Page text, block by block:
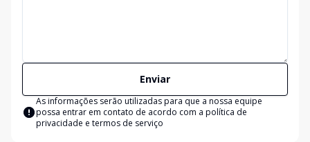
Enviar
As informações serão utilizadas para que a nossa equipe
possa entrar em contato de acordo com a política de
privacidade e termos de serviço